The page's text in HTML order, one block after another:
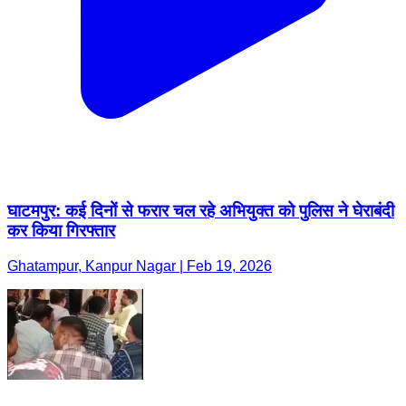
घाटमपुर: कई दिनों से फरार चल रहे अभियुक्त को पुलिस ने घेराबंदी
कर किया गिरफ्तार
Ghatampur, Kanpur Nagar | Feb 19, 2026